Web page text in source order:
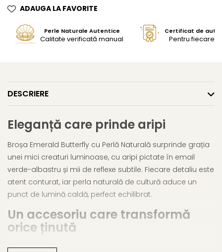
ADAUGA LA FAVORITE
Perle Naturale Autentice
Calitate verificată manual
Certificat de
Pentru fiecare
DESCRIERE
Eleganță care prinde aripi
Broșa Emerald Butterfly cu Perlă Naturală surprinde grația
unei mici creaturi luminoase, cu aripi pictate în email
verde-albastru și mii de reflexe subtile. Fiecare detaliu este
atent conturat, iar perla naturală de cultură aduce un
punct de lumină caldă, perfect echilibrat.
Un accesoriu care transformă
orice ținută
Fie că o porți pe un sacou, palton, eșarfă sau geantă,